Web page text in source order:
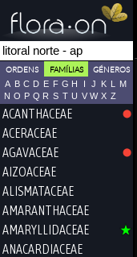
ORDENS FAMÍLIAS GÉNEROS
A B C D E F G H I J K L
M
N O P Q R S T U V W X Z
ACANTHACEAE
ACERACEAE
AGAVACEAE
AIZOACEAE
ALISMATACEAE
AMARANTHACEAE
AMARYLLIDACEAE
ANACARDIACEAE